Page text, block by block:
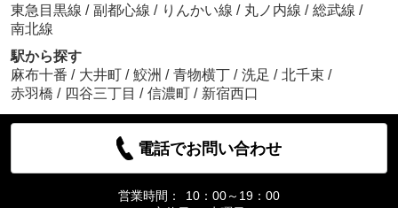
東急目黒線 / 副都心線 / りんかい線 / 丸ノ内線 / 総武線 /
南北線
駅から探す
麻布十番 / 大井町 / 鮫洲 / 青物横丁 / 洗足 / 北千束 /
赤羽橋 / 四谷三丁目 / 信濃町 / 新宿西口
電話でお問い合わせ
営業時間：
10：00～19：00